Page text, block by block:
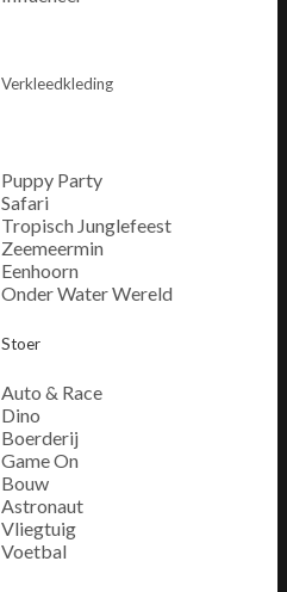
Verkleedkleding
Puppy Party
Safari
Tropisch Junglefeest
Zeemeermin
Eenhoorn
Onder Water Wereld
Stoer
Auto & Race
Dino
Boerderij
Game On
Bouw
Astronaut
Vliegtuig
Voetbal